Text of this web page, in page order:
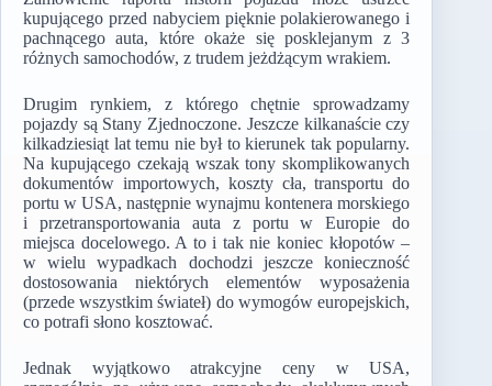
kupującego przed nabyciem pięknie polakierowanego i
pachnącego auta, które okaże się posklejanym z 3
różnych samochodów, z trudem jeżdżącym wrakiem.
Drugim rynkiem, z którego chętnie sprowadzamy
pojazdy są Stany Zjednoczone. Jeszcze kilkanaście czy
kilkadziesiąt lat temu nie był to kierunek tak popularny.
Na kupującego czekają wszak tony skomplikowanych
dokumentów importowych, koszty cła, transportu do
portu w USA, następnie wynajmu kontenera morskiego
i przetransportowania auta z portu w Europie do
miejsca docelowego. A to i tak nie koniec kłopotów –
w wielu wypadkach dochodzi jeszcze konieczność
dostosowania niektórych elementów wyposażenia
(przede wszystkim świateł) do wymogów europejskich,
co potrafi słono kosztować.
Jednak wyjątkowo atrakcyjne ceny w USA,